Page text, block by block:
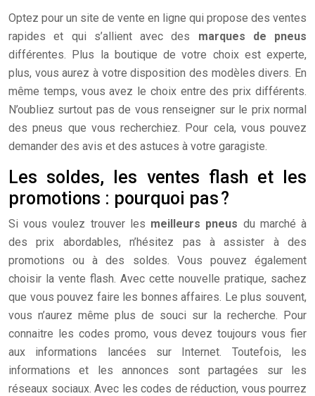
Optez pour un site de vente en ligne qui propose des ventes
rapides et qui s’allient avec des marques de pneus
différentes. Plus la boutique de votre choix est experte,
plus, vous aurez à votre disposition des modèles divers. En
même temps, vous avez le choix entre des prix différents.
N’oubliez surtout pas de vous renseigner sur le prix normal
des pneus que vous recherchiez. Pour cela, vous pouvez
demander des avis et des astuces à votre garagiste.
Les soldes, les ventes flash et les
promotions : pourquoi pas ?
Si vous voulez trouver les meilleurs pneus du marché à
des prix abordables, n’hésitez pas à assister à des
promotions ou à des soldes. Vous pouvez également
choisir la vente flash. Avec cette nouvelle pratique, sachez
que vous pouvez faire les bonnes affaires. Le plus souvent,
vous n’aurez même plus de souci sur la recherche. Pour
connaitre les codes promo, vous devez toujours vous fier
aux informations lancées sur Internet. Toutefois, les
informations et les annonces sont partagées sur les
réseaux sociaux. Avec les codes de réduction, vous pourrez